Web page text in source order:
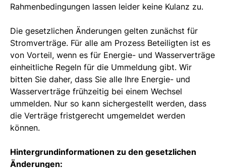
Rahmenbedingungen lassen leider keine Kulanz zu.
Die gesetzlichen Änderungen gelten zunächst für
Stromverträge. Für alle am Prozess Beteiligten ist es
von Vorteil, wenn es für Energie- und Wasserverträge
einheitliche Regeln für die Ummeldung gibt. Wir
bitten Sie daher, dass Sie alle Ihre Energie- und
Wasserverträge frühzeitig bei einem Wechsel
ummelden. Nur so kann sichergestellt werden, dass
die Verträge fristgerecht umgemeldet werden
können.
Hintergrundinformationen zu den gesetzlichen
Änderungen: